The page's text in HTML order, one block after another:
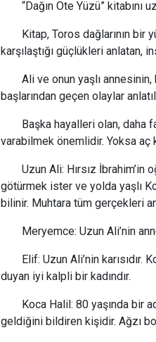
“Dağın Öte Yüzü”
Kitap, Toros dağlarının bir
karşılaştığı güçlükleri anlatan,
Ali ve onun yaşlı
başlarından geçen olaylar
Başka hayalleri olan, daha
varabilmek önemlidir. Yoksa aç
Uzun Ali: Hırsız İbrahim’in
götürmek ister ve yolda yaşlı
bilinir. Muhtara tüm gerçekleri
Meryemce: Uzun Ali’nin
Elif: Uzun Ali’nin karısıdır.
duyan iyi kalpli bir kadındır.
Koca Halil: 80 yaşında bir
geldiğini bildiren kişidir. Ağzı